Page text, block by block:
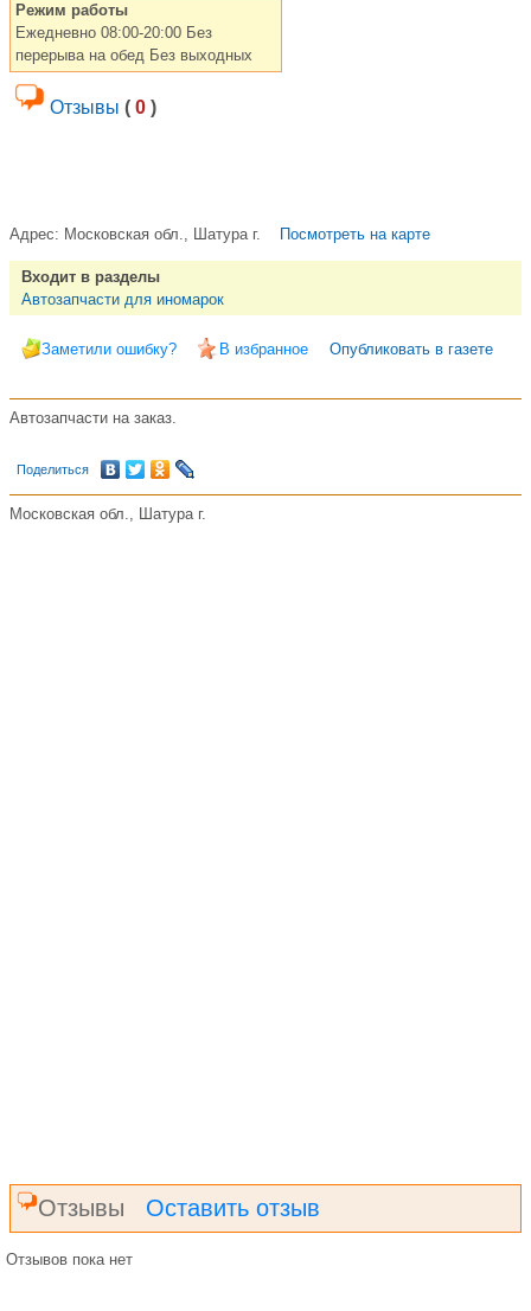
Режим работы
Ежедневно 08:00-20:00 Без
перерыва на обед Без выходных
Отзывы ( 0 )
Адрес: Московская обл., Шатура г. Посмотреть на карте
Входит в разделы
Автозапчасти для иномарок
Заметили ошибку? В избранное Опубликовать в газете
Автозапчасти на заказ.
Поделиться
Московская обл., Шатура г.
Отзывы Оставить отзыв
Отзывов пока нет